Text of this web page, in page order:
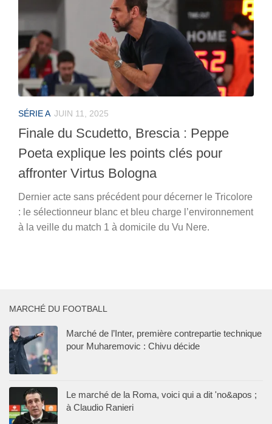
SÉRIE A JUIN 11, 2025
Finale du Scudetto, Brescia : Peppe
Poeta explique les points clés pour
affronter Virtus Bologna
Dernier acte sans précédent pour décerner le Tricolore
: le sélectionneur blanc et bleu charge l’environnement
à la veille du match 1 à domicile du Vu Nere.
MARCHÉ DU FOOTBALL
Marché de l’Inter, première contrepartie technique
pour Muharemovic : Chivu décide
Le marché de la Roma, voici qui a dit 'no&apos ;
à Claudio Ranieri